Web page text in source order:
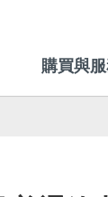
購買與